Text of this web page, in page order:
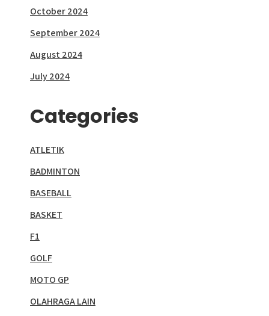
October 2024
September 2024
August 2024
July 2024
Categories
ATLETIK
BADMINTON
BASEBALL
BASKET
F1
GOLF
MOTO GP
OLAHRAGA LAIN